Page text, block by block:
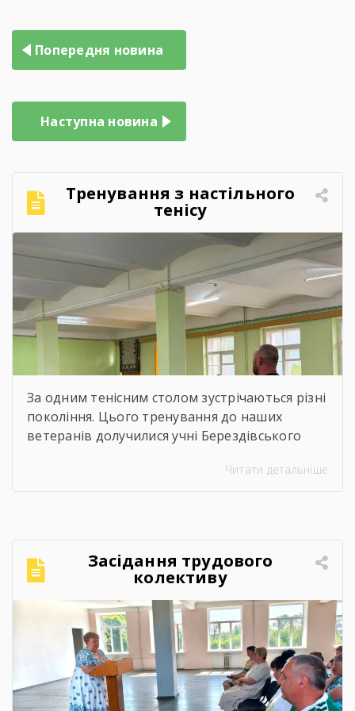
Попередня новина
Наступна новина
Тренування з настільного
тенісу
За одним тенісним столом зустрічаються різні
покоління. Цього тренування до наших
ветеранів долучилися учні Берездівського
усмішок і щирого спілкування. Саме такі
відволіктися від буденності […]
Читати детальніше
Засідання трудового
колективу